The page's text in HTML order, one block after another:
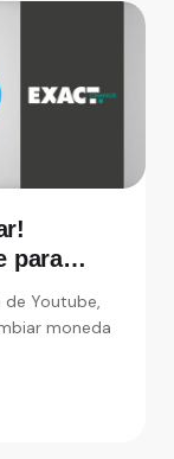
para
Youtube,
moneda